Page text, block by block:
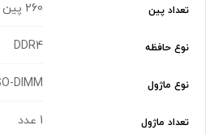
تعداد پین 260 پین
نوع حافظه DDR4
نوع ماژول DIMM
تعداد ماژول 1 عدد